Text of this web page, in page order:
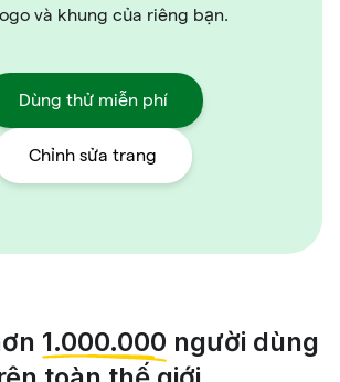
và khung của riêng bạn.
Dùng thử miễn phí
Chỉnh sửa trang
1.000.000 người dùng